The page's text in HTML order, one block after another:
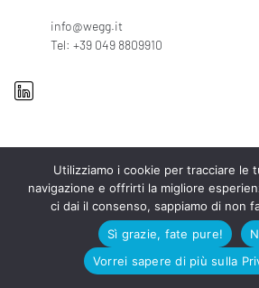
info@wegg.it
Tel: +39 049 8809910
I NOSTRI UFFICI
PADOVAVia Arnaldo Fusinato 42,
Utilizziamo i cookie per tracciare le
navigazione e offrirti la migliore
ci dai il consenso, sappiamo di non
Sì grazie, fate pure!
Vorrei sapere di più sulla